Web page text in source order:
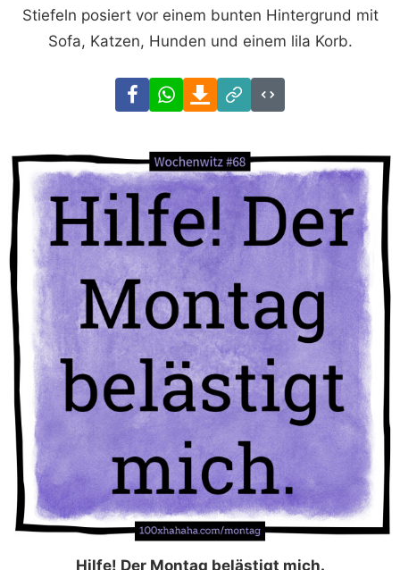
Stiefeln posiert vor einem bunten Hintergrund mit
Sofa, Katzen, Hunden und einem lila Korb.
FacebookWhatsAppDownload
Link
Code
Hilfe! Der Montag belästigt mich.